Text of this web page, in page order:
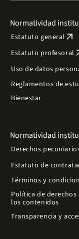
Normatividad
Estatuto general arrow_outward
Estatuto profesoral
Uso de datos
Reglamentos de
Bienestar
Normatividad
Derechos
Estatuto de
Términos y
Política de
los contenidos
Transparencia y